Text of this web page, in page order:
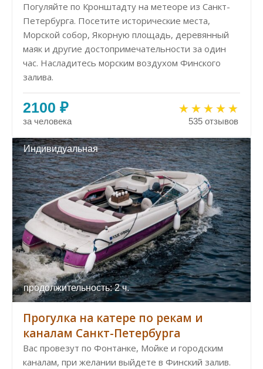
Погуляйте по Кронштадту на метеоре из Санкт-
Петербурга. Посетите исторические места,
Морской собор, Якорную площадь, деревянный
маяк и другие достопримечательности за один
час. Насладитесь морским воздухом Финского
залива.
2100 ₽
за человека 535 отзывов
Индивидуальная
продолжительность: 2 ч.
Прогулка на катере по рекам и
каналам Санкт-Петербурга
Вас провезут по Фонтанке, Мойке и городским
каналам, при желании выйдете в Финский залив.